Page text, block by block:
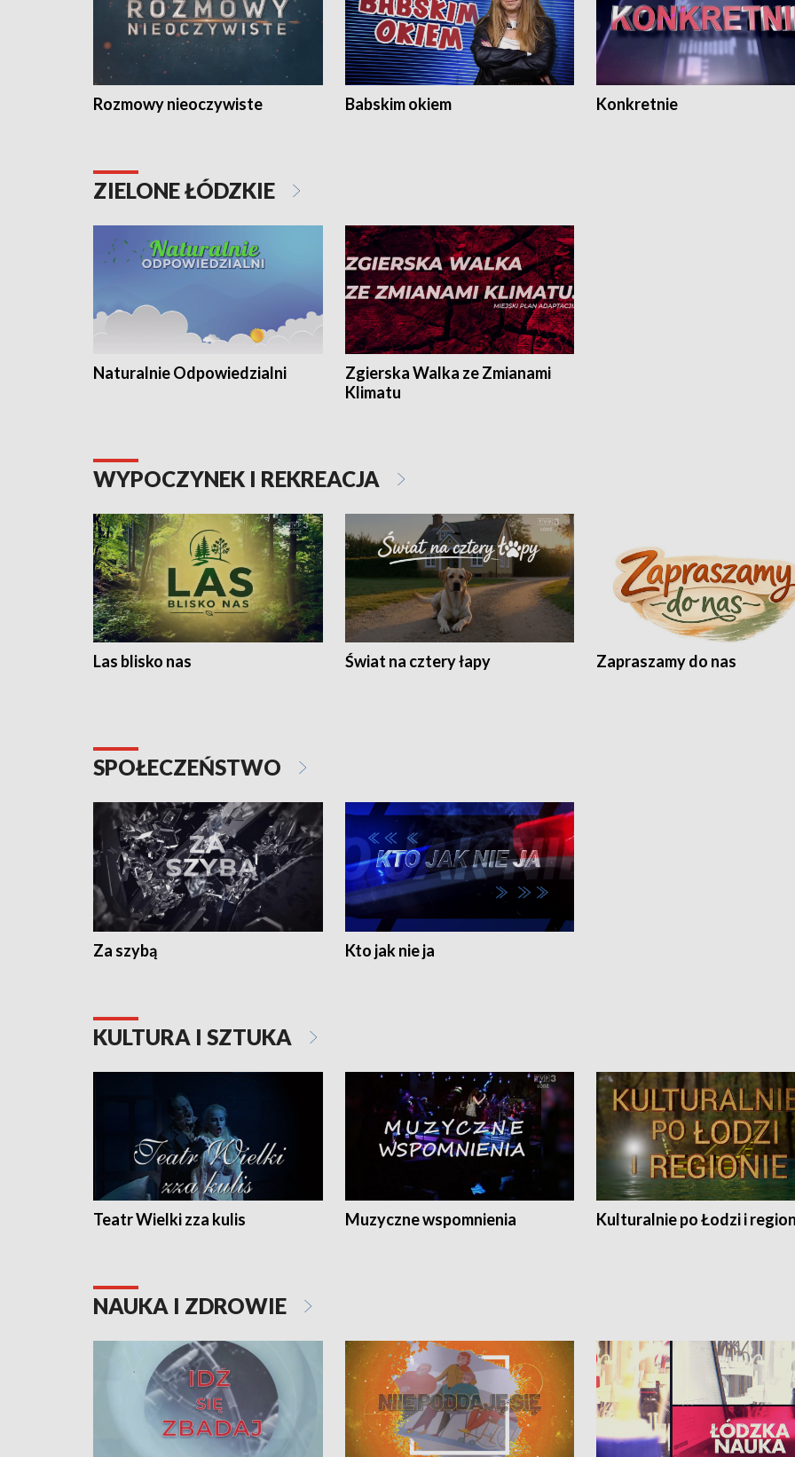
Rozmowy nieoczywiste Babskim okiem Konkretnie
ZIELONE ŁÓDZKIE
Naturalnie Odpowiedzialni
Zgierska Walka ze Zmianami
Klimatu
WYPOCZYNEK I REKREACJA
Las blisko nas Świat na cztery łapy Zapraszamy do nas
SPOŁECZEŃSTWO
Za szybą Kto jak nie ja
KULTURA I SZTUKA
Teatr Wielki zza kulis Muzyczne wspomnienia Kulturalnie po Łodzi i
NAUKA I ZDROWIE